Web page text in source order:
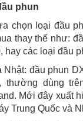
phun
chọn loại đầu
thay thế như:
hay các loại đầu
Nhật: đầu phun
thường dùng
Mới đây xuất
Trung Quốc và